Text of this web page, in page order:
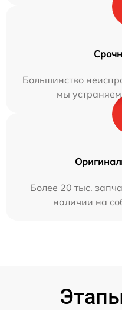
Большинство
мы
Более 20 тыс.
наличии на